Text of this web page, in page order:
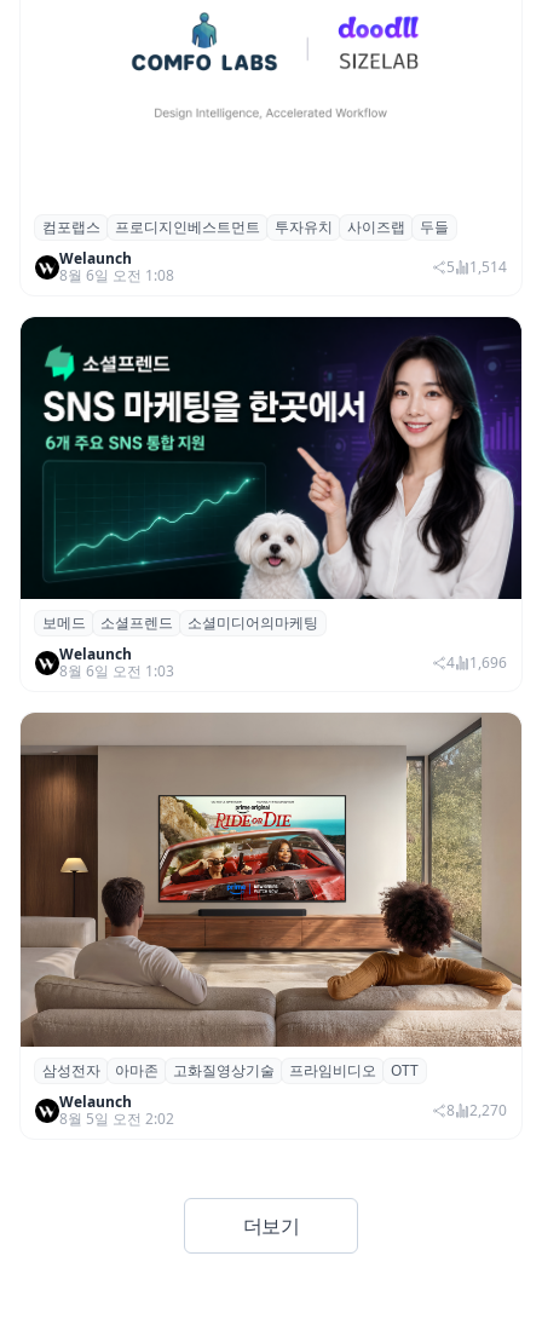
컴포랩스, 프로디지인베스트먼트로부터 시
드 투자 유치
컴포랩스 프로디지인베스트먼트 투자유치 사이즈랩
두들
Welaunch
8월 6일 오전 1:08
5 1,514
보메드 ‘소셜프렌드’, 유튜브·인스타 등 6개
SNS 마케팅 통합 지원
보메드 소셜프렌드
소셜미디어의마케팅
Welaunch
8월 6일 오전 1:03
4 1,696
삼성전자·아마존, 프라임 비디오에 ‘HDR10+
어드밴스드’ 적용
삼성전자 아마존 고화질영상기술 프라임비디오
OTT
Welaunch
8월 5일 오전 2:02
8 2,270
더보기